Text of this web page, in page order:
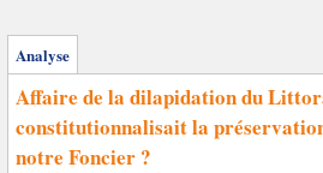
Analyse
Affaire de la dilapidation du
constitutionnalisait la
notre Foncier ?